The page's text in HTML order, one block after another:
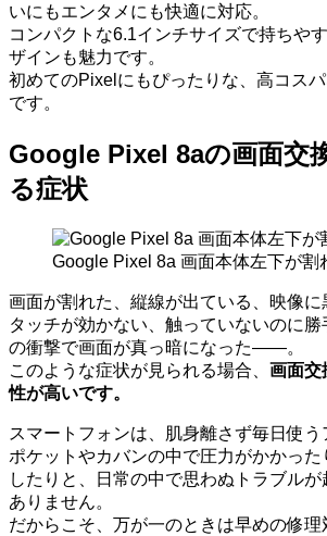
いにもエンタメにも快適に対応。
コンパクトな6.1インチサイズで持ちや
ザインも魅力です。
初めてのPixelにもぴったりな、高コス
です。
Google Pixel 8aの画面交
る症状
Google Pixel 8a 画面本体左下が割
画面が割れた、縦線が出ている、映像に
タッチが効かない、触っていないのに
の衝撃で画面が真っ暗になった――。
このような症状が見られる場合、 画面交
性が高いです。
スマートフォンは、肌身離さず毎日使う
ポケットやカバンの中で圧力がかかった
したりと、日常の中で思わぬトラブルが
ありません。
だからこそ、万が一のときは早めの修理